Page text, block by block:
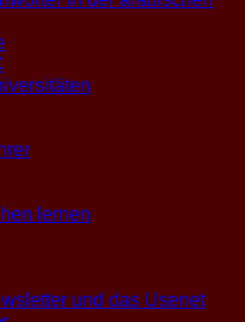
lernen
und das Usenet